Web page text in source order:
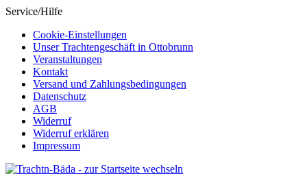
Service/Hilfe
Cookie-Einstellungen
Unser Trachtengeschäft in Ottobrunn
Veranstaltungen
Kontakt
Versand und Zahlungsbedingungen
Datenschutz
AGB
Widerruf
Widerruf erklären
Impressum